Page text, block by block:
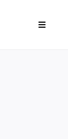
Toggle